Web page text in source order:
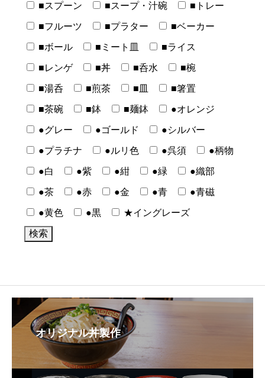
■スプーン ■スープ・汁碗 ■トレー
■フルーツ ■プラター ■ベーカー
■ボール ■ミート皿 ■ライス
■レンゲ ■丼 ■呑水 ■椀
■湯呑 ■煎茶 ■皿 ■箸置
■茶碗 ■鉢 ■麺鉢 ●オレンジ
●グレー ●ゴールド ●シルバー
●プラチナ ●ルリ色 ●呉須 ●柄物
●白 ●紫 ●紺 ●緑 ●織部
●茶 ●赤 ●金 ●青 ●青磁
●黄色 ●黒 ★イングレーズ
オリジナル丼製作